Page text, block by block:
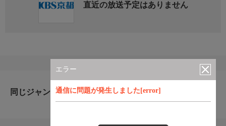
エラー
通信に問題が発生しました[error]
直近の放送予定はありません
同じジャンルのおすすめ番組